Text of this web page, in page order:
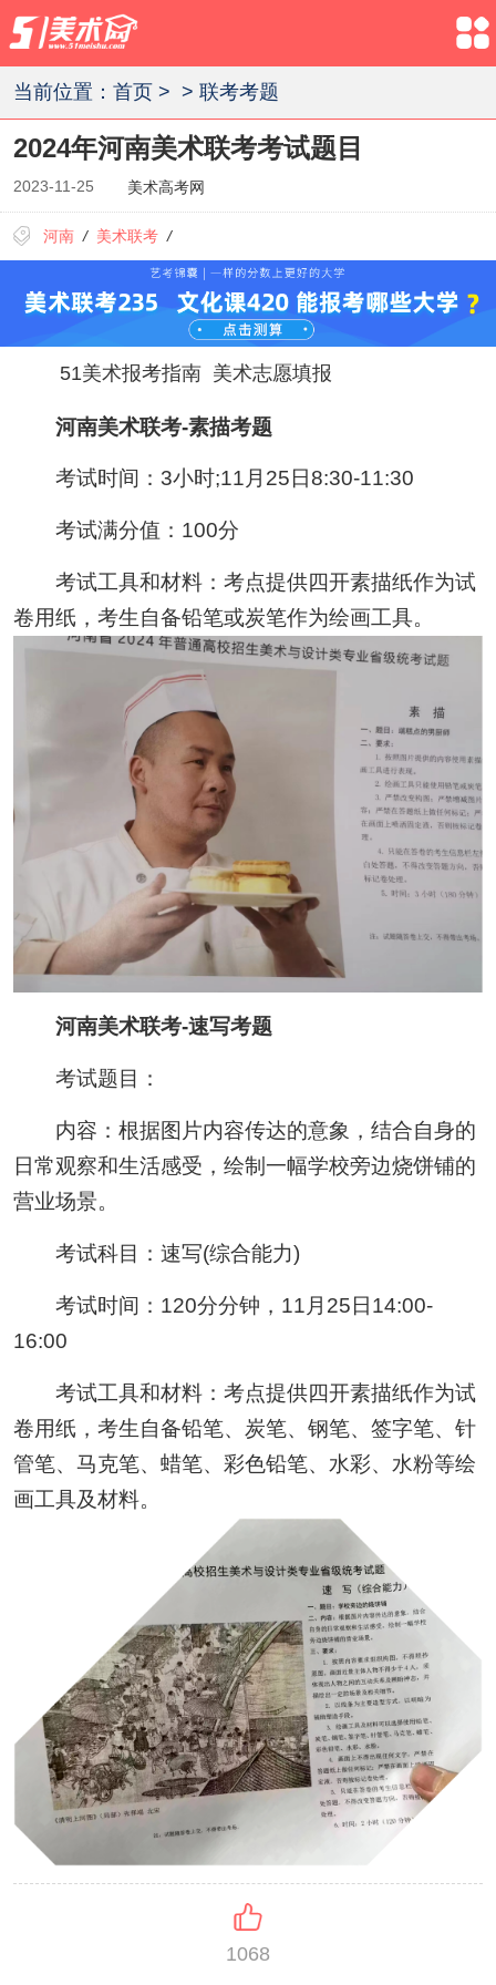
当前位置： 首页> > 联考考题
2024年河南美术联考考试题目
2023-11-25 美术高考网
河南 / 美术联考 /
51美术报考指南 美术志愿填报
河南美术联考-素描考题
考试时间：3小时;11月25日8:30-11:30
考试满分值：100分
考试工具和材料：考点提供四开素描纸作为试
卷用纸，考生自备铅笔或炭笔作为绘画工具。
河南美术联考-速写考题
考试题目：
内容：根据图片内容传达的意象，结合自身的
日常观察和生活感受，绘制一幅学校旁边烧饼铺的
营业场景。
考试科目：速写(综合能力)
考试时间：120分分钟，11月25日14:00-
16:00
考试工具和材料：考点提供四开素描纸作为试
卷用纸，考生自备铅笔、炭笔、钢笔、签字笔、针
管笔、马克笔、蜡笔、彩色铅笔、水彩、水粉等绘
画工具及材料。
1068